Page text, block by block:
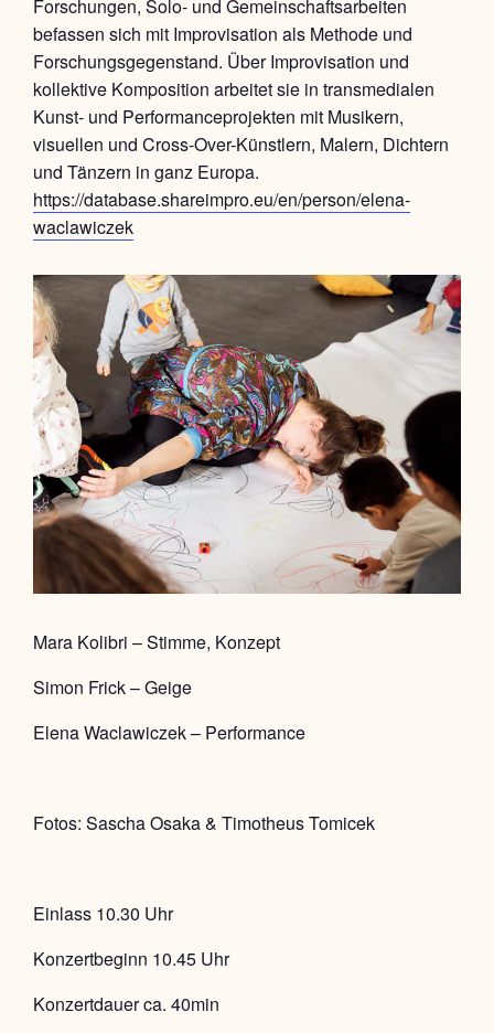
Forschungen, Solo- und Gemeinschaftsarbeiten
befassen sich mit Improvisation als Methode und
Forschungsgegenstand. Über Improvisation und
kollektive Komposition arbeitet sie in transmedialen
Kunst- und Performanceprojekten mit Musikern,
visuellen und Cross-Over-Künstlern, Malern, Dichtern
und Tänzern in ganz Europa.
https://database.shareimpro.eu/en/person/elena-
waclawiczek
Mara Kolibri – Stimme, Konzept
Simon Frick – Geige
Elena Waclawiczek – Performance
Fotos: Sascha Osaka & Timotheus Tomicek
Einlass 10.30 Uhr
Konzertbeginn 10.45 Uhr
Konzertdauer ca. 40min